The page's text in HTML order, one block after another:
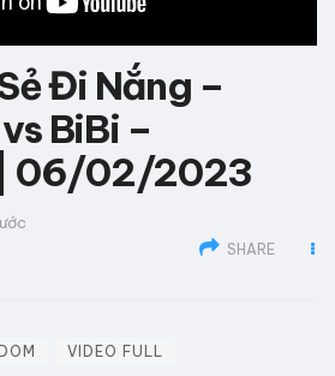
Đi Nắng –
BiBi –
06/02/2023
SHARE
VIDEO FULL